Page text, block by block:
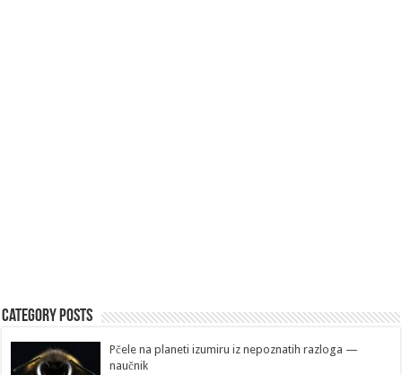
Category Posts
Pčele na planeti izumiru iz nepoznatih razloga —
naučnik